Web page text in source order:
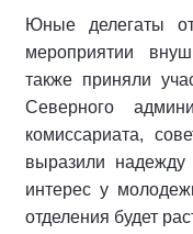
Юные делегаты
мероприятии
также приняли
Северного
комиссариата,
выразили
интерес у
отделения будет